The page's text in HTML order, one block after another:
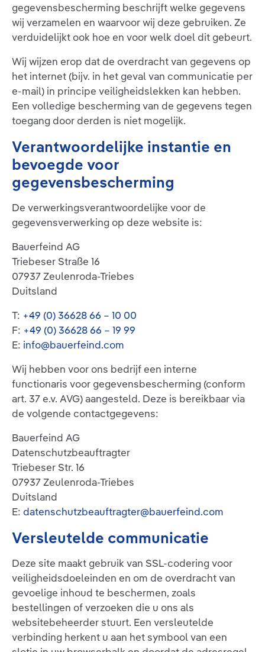
gegevensbescherming beschrijft welke gegevens
wij verzamelen en waarvoor wij deze gebruiken. Ze
verduidelijkt ook hoe en voor welk doel dit gebeurt.
Wij wijzen erop dat de overdracht van gegevens op
het internet (bijv. in het geval van communicatie per
e-mail) in principe veiligheidslekken kan hebben.
Een volledige bescherming van de gegevens tegen
toegang door derden is niet mogelijk.
Verantwoordelijke instantie en
bevoegde voor
gegevensbescherming
De verwerkingsverantwoordelijke voor de
gegevensverwerking op deze website is:
Bauerfeind AG
Triebeser Straße 16
07937 Zeulenroda-Triebes
Duitsland
T: +49 (0) 36628 66 – 10 00
F: +49 (0) 36628 66 – 19 99
E: info@bauerfeind.com
Wij hebben voor ons bedrijf een interne
functionaris voor gegevensbescherming (conform
art. 37 e.v. AVG) aangesteld. Deze is bereikbaar via
de volgende contactgegevens:
Bauerfeind AG
Datenschutzbeauftragter
Triebeser Str. 16
07937 Zeulenroda-Triebes
Duitsland
E: datenschutzbeauftragter@bauerfeind.com
Versleutelde communicatie
Deze site maakt gebruik van SSL-codering voor
veiligheidsdoeleinden en om de overdracht van
gevoelige inhoud te beschermen, zoals
bestellingen of verzoeken die u ons als
websitebeheerder stuurt. Een versleutelde
verbinding herkent u aan het symbool van een